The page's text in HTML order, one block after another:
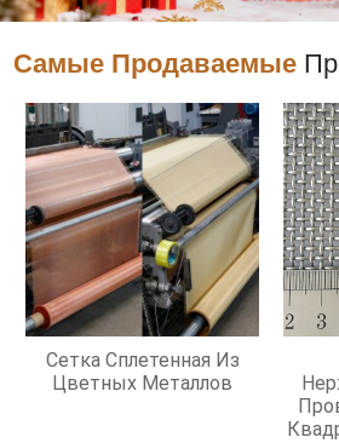
Самые Продаваемые
Сетка Сплетенная Из
Цветных Металлов